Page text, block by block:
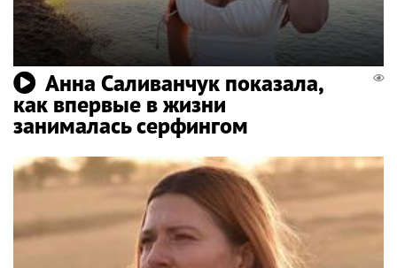
Анна Саливанчук показала,
как впервые в жизни
занималась серфингом